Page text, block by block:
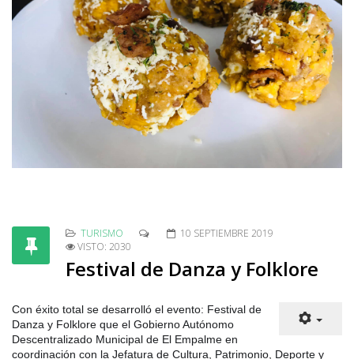
VISTO: 2030
Festival de Danza y Folklore
Danza y Folklore que el Gobierno Autónomo
Descentralizado Municipal de El Empalme en
coordinación con la Jefatura de Cultura, Patrimonio, Deporte y
Turismo, organizó por el inicio de la celebración de las fiestas